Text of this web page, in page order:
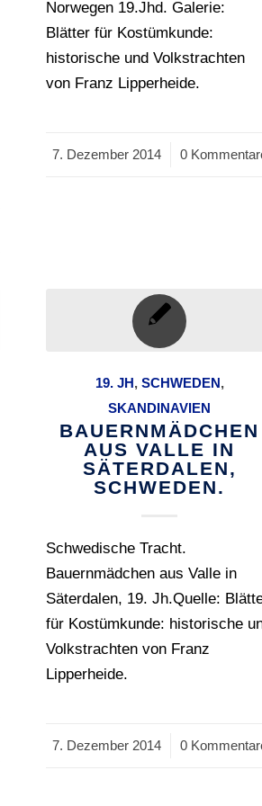
Norwegen 19.Jhd. Galerie:
Blätter für Kostümkunde:
historische und Volkstrachten
von Franz Lipperheide.
7. Dezember 2014
/ 0
19. JH, SCHWEDEN,
SKANDINAVIEN
BAUERNMÄDCHEN
AUS VALLE IN
SÄTERDALEN,
SCHWEDEN.
Schwedische Tracht.
Bauernmädchen aus Valle in
Säterdalen, 19. Jh.Quelle:
für Kostümkunde: historische
Volkstrachten von Franz
Lipperheide.
7. Dezember 2014
/ 0